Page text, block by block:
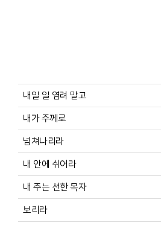
내일 일 염려 말고
내가 주께로
넘쳐나리라
내 안에 쉬어라
내 주는 선한 목자
보리라